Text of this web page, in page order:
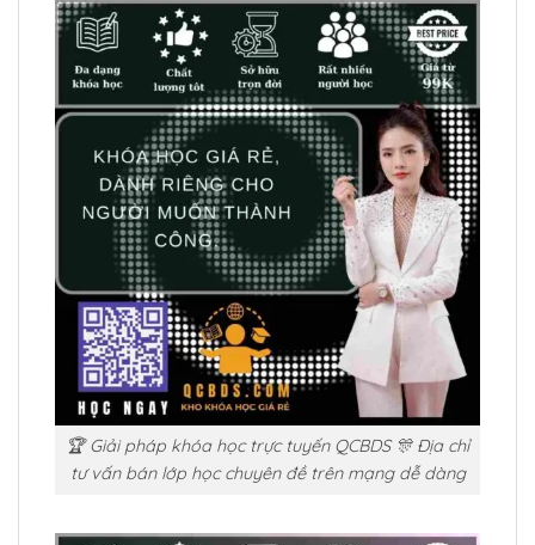
🏆 Giải pháp khóa học trực tuyến QCBDS 🎊 Địa chỉ
tư vấn bán lớp học chuyên đề trên mạng dễ dàng